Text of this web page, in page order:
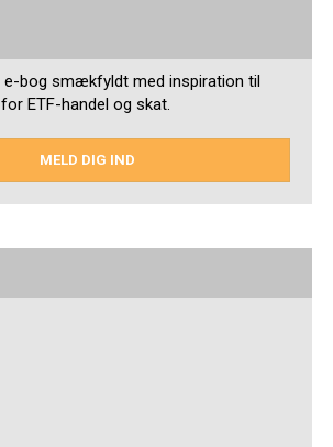
e-bog smækfyldt med inspiration til
ETF-handel og skat.
MELD DIG IND